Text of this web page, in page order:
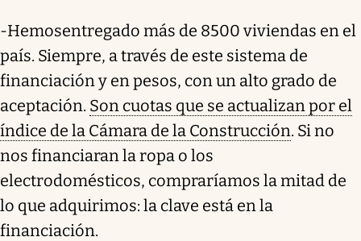
-Hemosentregado más de 8500 viviendas en el
país. Siempre, a través de este sistema de
financiación y en pesos, con un alto grado de
aceptación. Son cuotas que se actualizan por el
índice de la Cámara de la Construcción. Si no
nos financiaran la ropa o los
electrodomésticos, compraríamos la mitad de
lo que adquirimos: la clave está en la
financiación.